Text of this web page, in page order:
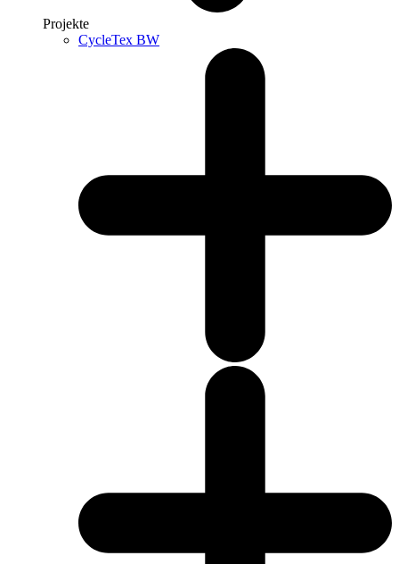
Projekte
CycleTex BW